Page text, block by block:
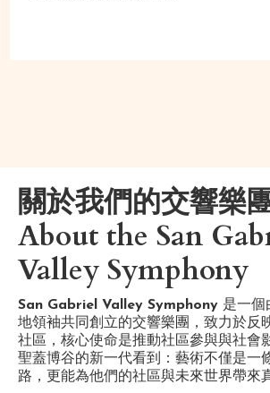
關於我們的交響樂
About the San
Valley Symphony
San Gabriel Valley Symphony 是一個
地領袖共同創立的交響樂團，致力於反
社區，核心使命是推動社區參與與社會
聖蓋博谷的新一代看到：藝術不僅是一
路，更能為他們的社區與未來世界帶來